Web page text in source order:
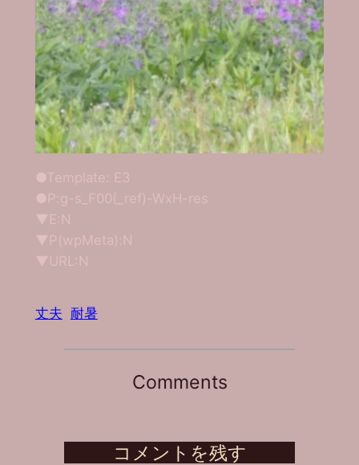
●Template: E3
●P:g-s_F00(_ref)-WxH-res
▼E:N
▼P(wpMeta):N
▼URL:N
丈夫 耐暑
Comments
コメントを残す